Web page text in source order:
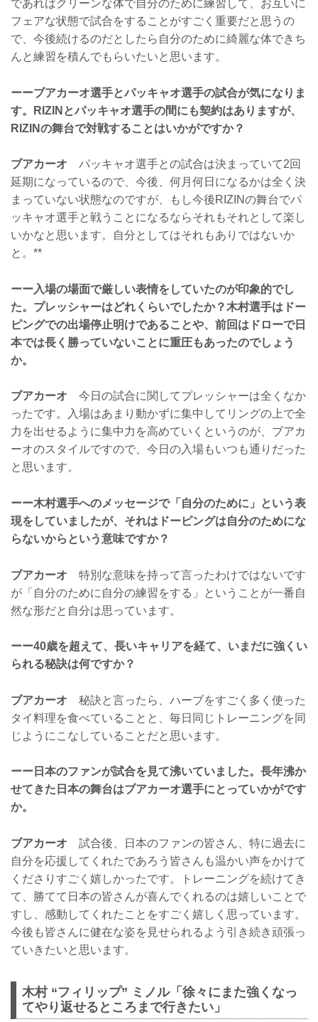
であればクリーンな体で自分のために練習して、お互いに
フェアな状態で試合をすることがすごく重要だと思うの
で、今後続けるのだとしたら自分のために綺麗な体できち
んと練習を積んでもらいたいと思います。
ーーブアカーオ選手とパッキャオ選手の試合が気になりま
す。RIZINとパッキャオ選手の間にも契約はありますが、
RIZINの舞台で対戦することはいかがですか？
ブアカーオ パッキャオ選手との試合は決まっていて2回
延期になっているので、今後、何月何日になるかは全く決
まっていない状態なのですが、もし今後RIZINの舞台でパ
ッキャオ選手と戦うことになるならそれもそれとして楽し
いかなと思います。自分としてはそれもありではないか
と。**
ーー入場の場面で厳しい表情をしていたのが印象的でし
た。プレッシャーはどれくらいでしたか？木村選手はドー
ピングでの出場停止明けであることや、前回はドローで日
本では長く勝っていないことに重圧もあったのでしょう
か。
ブアカーオ 今日の試合に関してプレッシャーは全くなか
ったです。入場はあまり動かずに集中してリングの上で全
力を出せるように集中力を高めていくというのが、ブアカ
ーオのスタイルですので、今日の入場もいつも通りだった
と思います。
ーー木村選手へのメッセージで「自分のために」という表
現をしていましたが、それはドーピングは自分のためにな
らないからという意味ですか？
ブアカーオ 特別な意味を持って言ったわけではないです
が「自分のために自分の練習をする」ということが一番自
然な形だと自分は思っています。
ーー40歳を超えて、長いキャリアを経て、いまだに強くい
られる秘訣は何ですか？
ブアカーオ 秘訣と言ったら、ハーブをすごく多く使った
タイ料理を食べていることと、毎日同じトレーニングを同
じようにこなしていることだと思います。
ーー日本のファンが試合を見て沸いていました。長年沸か
せてきた日本の舞台はブアカーオ選手にとっていかがです
か。
ブアカーオ 試合後、日本のファンの皆さん、特に過去に
自分を応援してくれたであろう皆さんも温かい声をかけて
くださりすごく嬉しかったです。トレーニングを続けてき
て、勝てて日本の皆さんが喜んでくれるのは嬉しいことで
すし、感動してくれたことをすごく嬉しく思っています。
今後も皆さんに健在な姿を見せられるよう引き続き頑張っ
ていきたいと思います。
木村 “フィリップ” ミノル「徐々にまた強くなっ
てやり返せるところまで行きたい」